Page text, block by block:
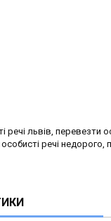
речі львів, перевезти
речі недорого,